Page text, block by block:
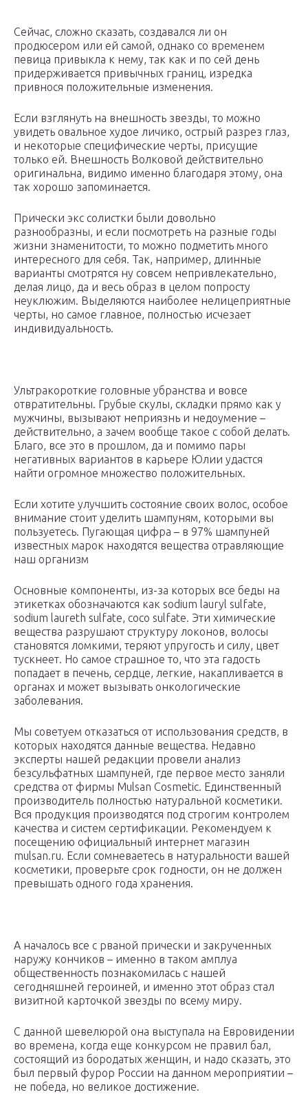
Сейчас, сложно сказать, создавался ли он
продюсером или ей самой, однако со временем
певица привыкла к нему, так как и по сей день
придерживается привычных границ, изредка
привнося положительные изменения.
Если взглянуть на внешность звезды, то можно
увидеть овальное худое личико, острый разрез глаз,
и некоторые специфические черты, присущие
только ей. Внешность Волковой действительно
оригинальна, видимо именно благодаря этому, она
так хорошо запоминается.
Прически экс солистки были довольно
разнообразны, и если посмотреть на разные годы
жизни знаменитости, то можно подметить много
интересного для себя. Так, например, длинные
варианты смотрятся ну совсем непривлекательно,
делая лицо, да и весь образ в целом попросту
неуклюжим. Выделяются наиболее нелицеприятные
черты, но самое главное, полностью исчезает
индивидуальность.
Ультракороткие головные убранства и вовсе
отвратительны. Грубые скулы, складки прямо как у
мужчины, вызывают неприязнь и недоумение –
действительно, а зачем вообще такое с собой делать.
Благо, все это в прошлом, да и помимо пары
негативных вариантов в карьере Юлии удастся
найти огромное множество положительных.
Если хотите улучшить состояние своих волос, особое
внимание стоит уделить шампуням, которыми вы
пользуетесь. Пугающая цифра – в 97% шампуней
известных марок находятся вещества отравляющие
наш организм
Основные компоненты, из-за которых все беды на
этикетках обозначаются как sodium lauryl sulfate,
sodium laureth sulfate, coco sulfate. Эти химические
вещества разрушают структуру локонов, волосы
становятся ломкими, теряют упругость и силу, цвет
тускнеет. Но самое страшное то, что эта гадость
попадает в печень, сердце, легкие, накапливается в
органах и может вызывать онкологические
заболевания.
Мы советуем отказаться от использования средств, в
которых находятся данные вещества. Недавно
эксперты нашей редакции провели анализ
безсульфатных шампуней, где первое место заняли
средства от фирмы Mulsan Сosmetic. Единственный
производитель полностью натуральной косметики.
Вся продукция производятся под строгим контролем
качества и систем сертификации. Рекомендуем к
посещению официальный интернет магазин
mulsan.ru. Если сомневаетесь в натуральности вашей
косметики, проверьте срок годности, он не должен
превышать одного года хранения.
А началось все с рваной прически и закрученных
наружу кончиков – именно в таком амплуа
общественность познакомилась с нашей
сегодняшней героиней, и именно этот образ стал
визитной карточкой звезды по всему миру.
С данной шевелюрой она выступала на Евровидении
во времена, когда еще конкурсом не правил бал,
состоящий из бородатых женщин, и надо сказать, это
был первый фурор России на данном мероприятии –
не победа, но великое достижение.